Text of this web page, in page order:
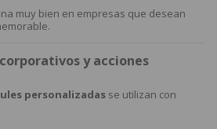
muy bien en empresas que desean
y acciones
personalizadas se utilizan con